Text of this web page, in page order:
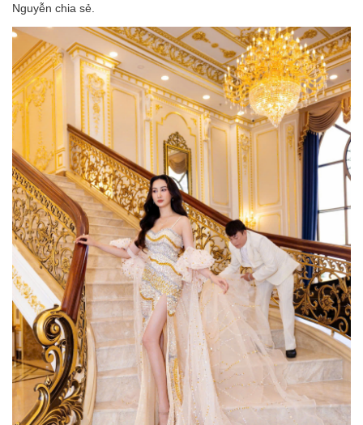
Nguyễn chia sẻ.